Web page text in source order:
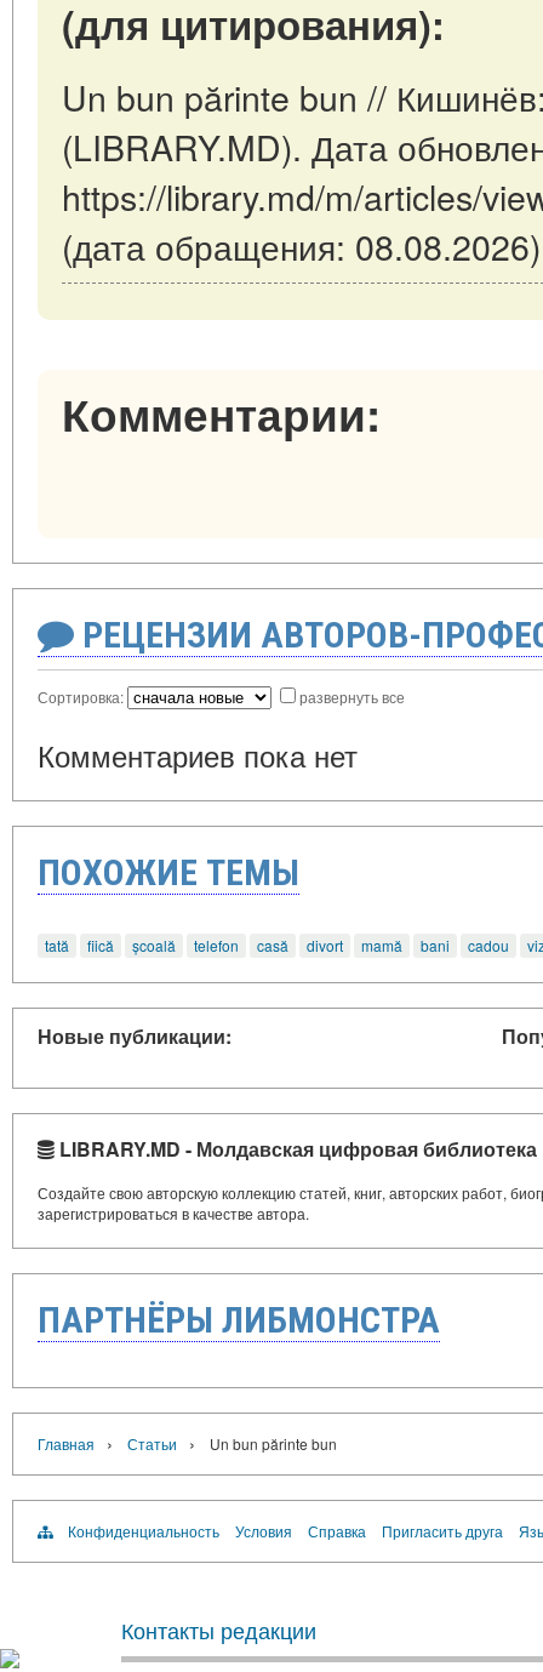
(для цитирования):
Un bun părinte bun //
(LIBRARY.MD). Дата
https://library.md/m/articles/
(дата обращения:
Комментарии:
РЕЦЕНЗИИ АВТОРОВ-
Сортировка: развернуть все
Комментариев пока нет
ПОХОЖИЕ ТЕМЫ
tată fiică școală telefon casă divort mamă bani cadou
Новые публикации:
LIBRARY.MD - Молдавская цифровая библиотека
Создайте свою авторскую коллекцию статей, книг, авторских работ,
зарегистрироваться в качестве автора.
ПАРТНЁРЫ ЛИБМОНСТРА
Главная › Статьи › Un bun părinte bun
Конфиденциальность Условия Справка Пригласить друга
Контакты редакции